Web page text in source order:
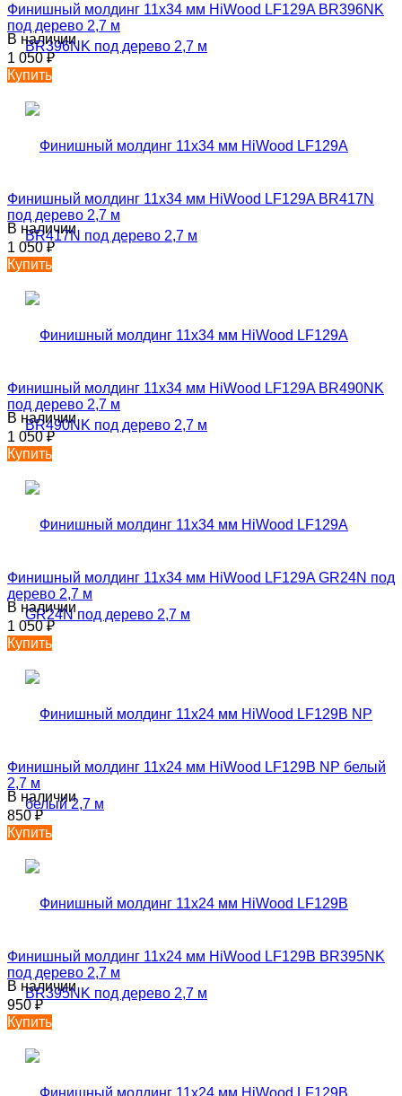
Финишный молдинг 11х34 мм HiWood LF129A BR396NK
под дерево 2,7 м
В наличии
1 050₽
Купить
Финишный молдинг 11х34 мм HiWood LF129A BR417N
под дерево 2,7 м
В наличии
1 050₽
Купить
Финишный молдинг 11х34 мм HiWood LF129A BR490NK
под дерево 2,7 м
В наличии
1 050₽
Купить
Финишный молдинг 11х34 мм HiWood LF129A GR24N под
дерево 2,7 м
В наличии
1 050₽
Купить
Финишный молдинг 11х24 мм HiWood LF129B NP белый
2,7 м
В наличии
850₽
Купить
Финишный молдинг 11х24 мм HiWood LF129B BR395NK
под дерево 2,7 м
В наличии
950₽
Купить